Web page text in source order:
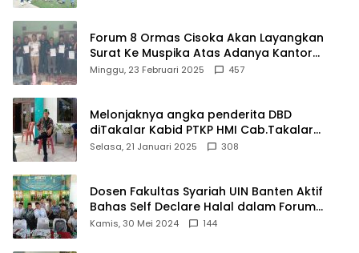
Forum 8 Ormas Cisoka Akan Layangkan
Surat Ke Muspika Atas Adanya Kantor
Matel di Cisoka
Minggu, 23 Februari 2025 457
Melonjaknya angka penderita DBD
diTakalar Kabid PTKP HMI Cab.Takalar
angkat bicara
Selasa, 21 Januari 2025 308
Dosen Fakultas Syariah UIN Banten Aktif
Bahas Self Declare Halal dalam Forum
Ijtima Ulama MUI
Kamis, 30 Mei 2024 144